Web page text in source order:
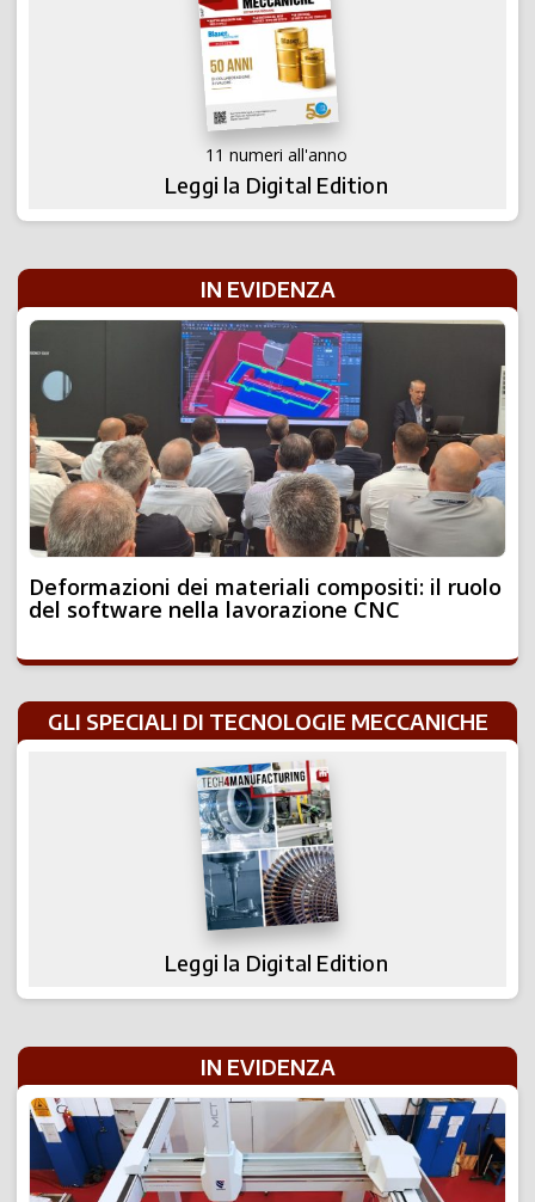
11 numeri all'anno
Leggi la Digital Edition
IN EVIDENZA
Deformazioni dei materiali compositi: il ruolo
del software nella lavorazione CNC
GLI SPECIALI DI TECNOLOGIE MECCANICHE
Leggi la Digital Edition
IN EVIDENZA